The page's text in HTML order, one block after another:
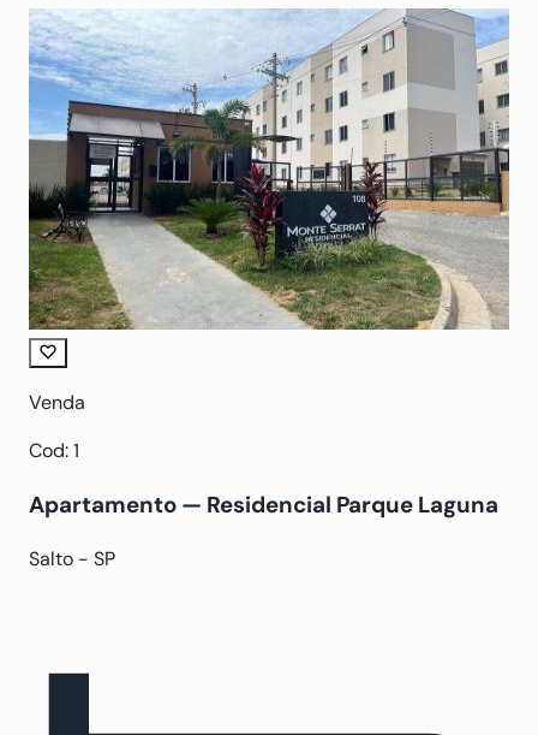
Venda
Cod: 1
Apartamento — Residencial Parque Laguna
Salto - SP